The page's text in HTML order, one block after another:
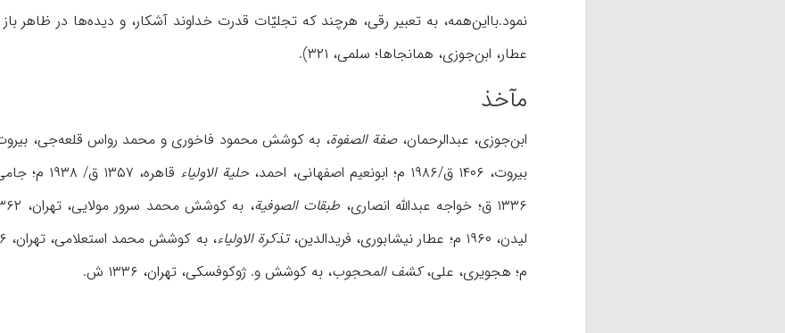
نمود.بااین‌همه، به تعبیر رقی، هرچند که تجلیّات قدرت خداوند آشکار، و دیده‌ها در ظاهر
عطار، ابن‌جوزی، همانجاها؛ سلمی، ۳۲۱).
مآخذ
ابن‌جوزی، عبدالرحمان،صفة الصفوة، به کوشش محمود فاخوری و محمد رواس قلعه‌جی، بیروت، ۱۴۰۶ ق؛ ابن‌ملقن،
بیروت، ۱۴۰۶ ق/۱۹۸۶ م؛ ابونعیم اصفهانی، احمد،
حلیة الاولیاء قاهره، ۱۳۵۷ ق/ ۱۹۳۸ م؛ جامی، عبدالرحمان،
۱۳۳۶ ق؛ خواجه عبدالله انصاری،
طبقات الصوفیة، به کوشش محمد سرور مولایی، تهران، ۱۳۶۲ ش؛ سلمی، محمد،
لیدن، ۱۹۶۰ م؛ عطار نیشابوری، فریدالدین،
تذکرة الاولیاء، به کوشش محمد استعلامی، تهران، ۱۳۶۶ ش؛ قشیری، عبدالکریم،
م؛ هجویری، علی،کشف المحجوب، به کوشش و. ژوکوفسکی، تهران، ۱۳۳۶ ش.